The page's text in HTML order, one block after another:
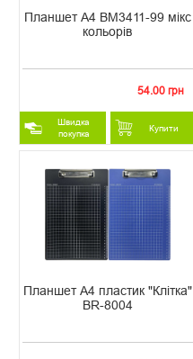
Планшет А4 ВМ3411-99 мікс
кольорів
54.00 грн
Швидка
покупка
Купити
Планшет A4 пластик "Клітка"
BR-8004